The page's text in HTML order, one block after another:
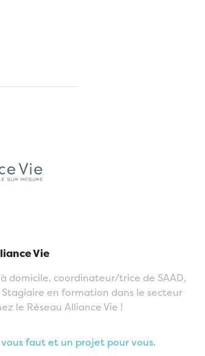
Vie
domicile, coordinateur/trice de SAAD,
Stagiaire en formation dans le secteur
le Réseau Alliance Vie !
vous faut et un projet pour vous.